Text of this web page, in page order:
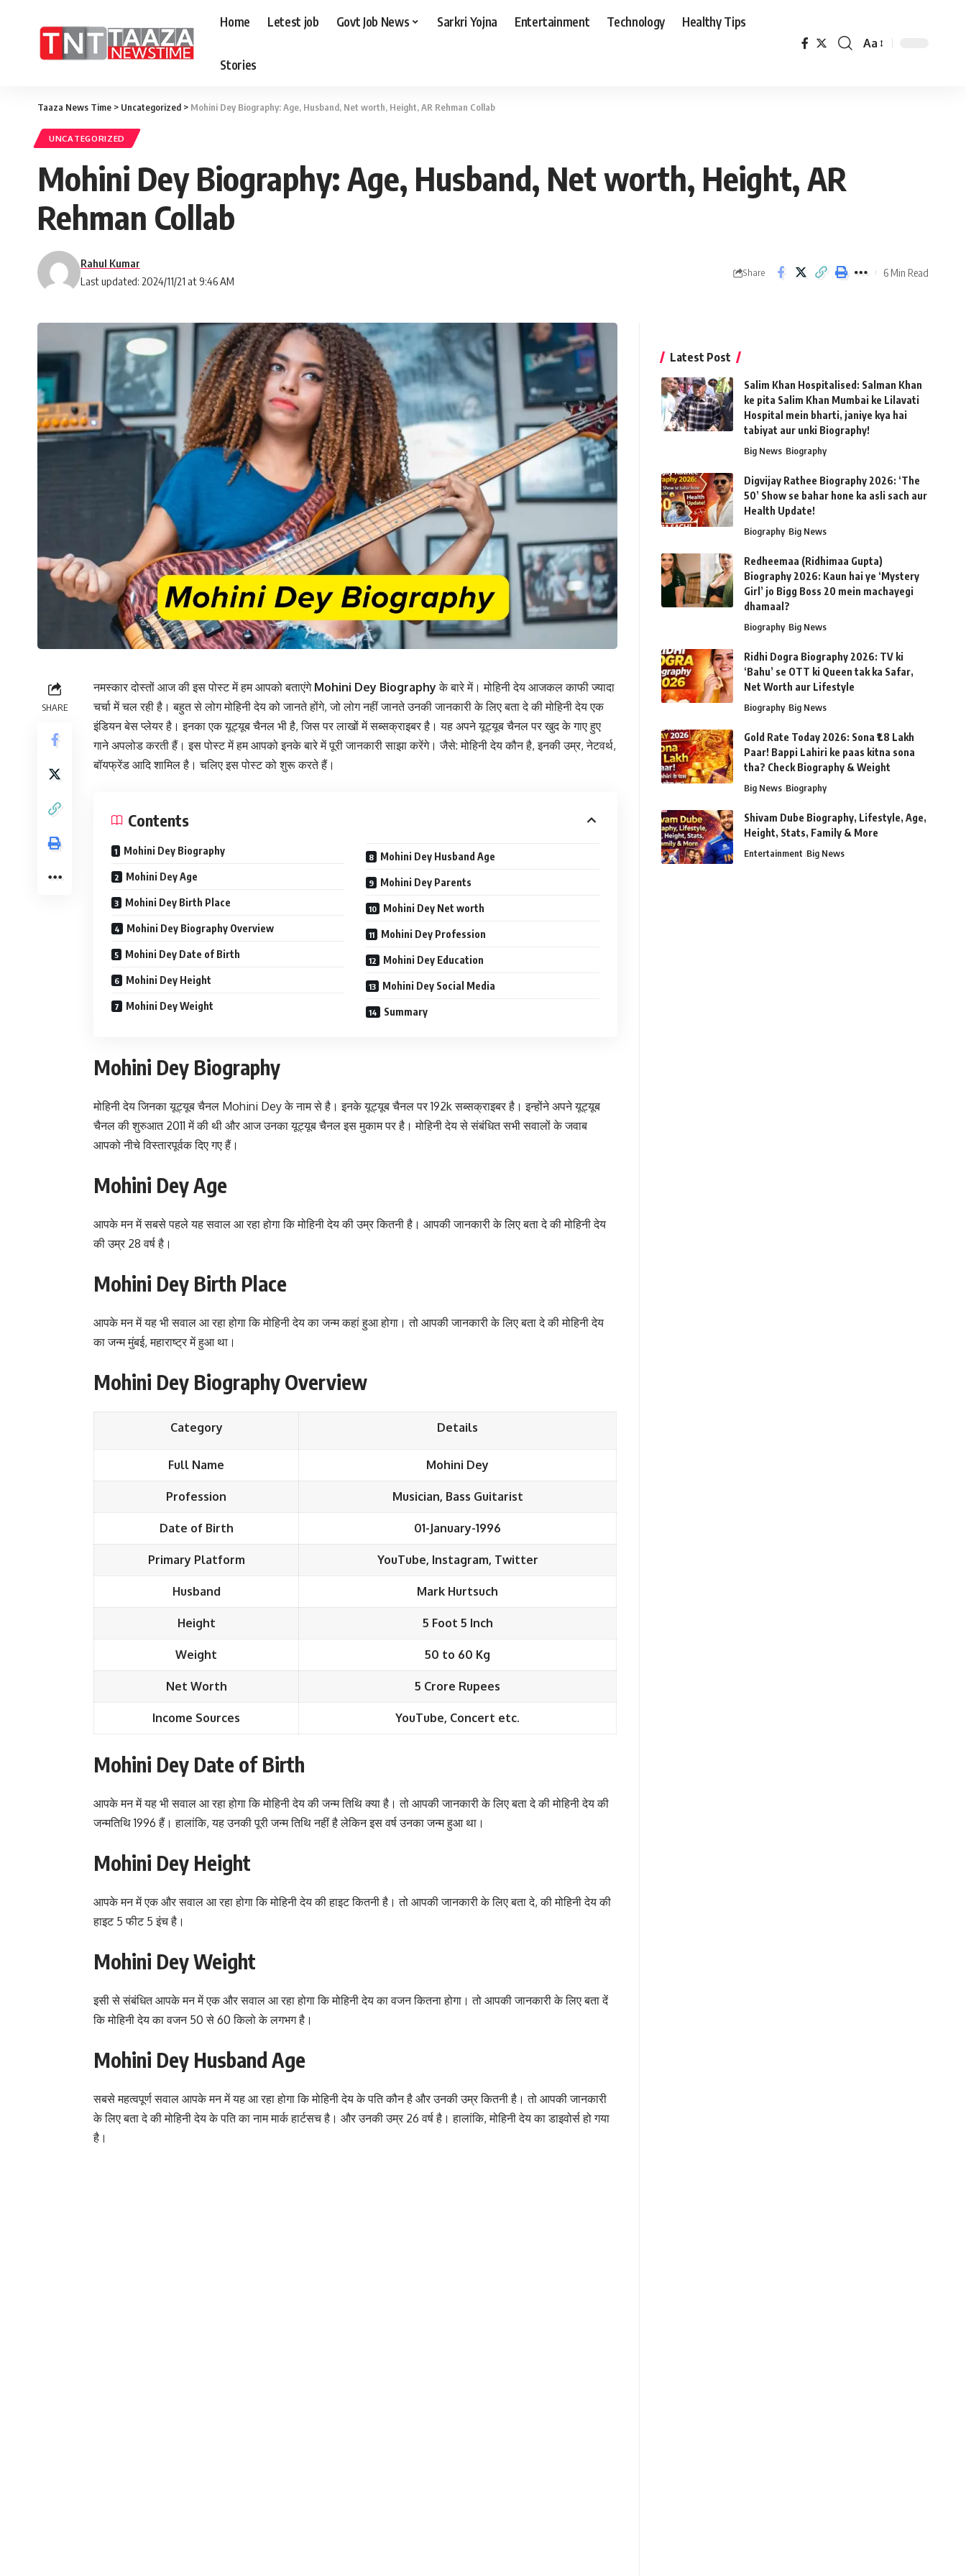
Home Letest job Govt Job News Sarkri Yojna Entertainment Technology Healthy Tips
Stories
Aa
Taaza News Time > Uncategorized > Mohini Dey Biography: Age, Husband, Net worth, Height, AR Rehman Collab
UNCATEGORIZED
Mohini Dey Biography: Age, Husband, Net worth, Height, AR
Rehman Collab
Last updated: 2024/11/21 at 9:46 AM
Rahul Kumar
Share 6 Min Read
SHARE
नमस्कार दोस्तों आज की इस पोस्ट में हम आपको बताएंगे Mohini Dey Biographyके बारे में। मोहिनी देय आजकल काफी ज्यादा
चर्चा में चल रही है। बहुत से लोग मोहिनी देय को जानते होंगे, जो लोग नहीं जानते उनकी जानकारी के लिए बता दे की मोहिनी देय एक
इंडियन बेस प्लेयर है। इनका एक यूट्यूब चैनल भी है, जिस पर लाखों में सब्सक्राइबर है। यह अपने यूट्यूब चैनल पर खुद के गाए हुए
गाने अपलोड करती हैं। इस पोस्ट में हम आपको इनके बारे में पूरी जानकारी साझा करेंगे। जैसे: मोहिनी देय कौन है, इनकी उम्र, नेटवर्थ,
बॉयफ्रेंड आदि शामिल है। चलिए इस पोस्ट को शुरू करते हैं।
Contents
Mohini Dey Biography
Mohini Dey Age
Mohini Dey Birth Place
Mohini Dey Biography Overview
Mohini Dey Date of Birth
Mohini Dey Height
Mohini Dey Weight
Mohini Dey Husband Age
Mohini Dey Parents
Mohini Dey Net worth
Mohini Dey Profession
Mohini Dey Education
Mohini Dey Social Media
Summary
Mohini Dey Biography
मोहिनी देय जिनका यूट्यूब चैनल Mohini Dey के नाम से है। इनके यूट्यूब चैनल पर 192k सब्सक्राइबर है। इन्होंने अपने यूट्यूब
चैनल की शुरुआत 2011 में की थी और आज उनका यूट्यूब चैनल इस मुकाम पर है। मोहिनी देय से संबंधित सभी सवालों के जवाब
आपको नीचे विस्तारपूर्वक दिए गए हैं।
Mohini Dey Age
आपके मन में सबसे पहले यह सवाल आ रहा होगा कि मोहिनी देय की उम्र कितनी है। आपकी जानकारी के लिए बता दे की मोहिनी देय
की उम्र 28 वर्ष है।
Mohini Dey Birth Place
आपके मन में यह भी सवाल आ रहा होगा कि मोहिनी देय का जन्म कहां हुआ होगा। तो आपकी जानकारी के लिए बता दे की मोहिनी देय
का जन्म मुंबई, महाराष्ट्र में हुआ था।
Mohini Dey Biography Overview
Category Details
Full Name Mohini Dey
Profession Musician, Bass Guitarist
Date of Birth 01-January-1996
Primary Platform YouTube, Instagram, Twitter
Husband Mark Hurtsuch
Height 5 Foot 5 Inch
Weight 50 to 60 Kg
Net Worth 5 Crore Rupees
Income Sources YouTube, Concert etc.
Mohini Dey Date of Birth
आपके मन में यह भी सवाल आ रहा होगा कि मोहिनी देय की जन्म तिथि क्या है। तो आपकी जानकारी के लिए बता दे की मोहिनी देय की
जन्मतिथि 1996 हैं। हालांकि, यह उनकी पूरी जन्म तिथि नहीं है लेकिन इस वर्ष उनका जन्म हुआ था।
Mohini Dey Height
आपके मन में एक और सवाल आ रहा होगा कि मोहिनी देय की हाइट कितनी है। तो आपकी जानकारी के लिए बता दे, की मोहिनी देय की
हाइट 5 फीट 5 इंच है।
Mohini Dey Weight
इसी से संबंधित आपके मन में एक और सवाल आ रहा होगा कि मोहिनी देय का वजन कितना होगा। तो आपकी जानकारी के लिए बता दें
कि मोहिनी देय का वजन 50 से 60 किलो के लगभग है।
Mohini Dey Husband Age
सबसे महत्वपूर्ण सवाल आपके मन में यह आ रहा होगा कि मोहिनी देय के पति कौन है और उनकी उम्र कितनी है। तो आपकी जानकारी
के लिए बता दे की मोहिनी देय के पति का नाम मार्क हार्टसच है। और उनकी उम्र 26 वर्ष है। हालांकि, मोहिनी देय का डाइवोर्स हो गया
है।
Latest Post
Salim Khan Hospitalised: Salman Khan
ke pita Salim Khan Mumbai ke Lilavati
Hospital mein bharti, janiye kya hai
tabiyat aur unki Biography!
Big News Biography
Digvijay Rathee Biography 2026: ‘The
50’ Show se bahar hone ka asli sach aur
Health Update!
Biography Big News
Redheemaa (Ridhimaa Gupta)
Biography 2026: Kaun hai ye ‘Mystery
Girl’ jo Bigg Boss 20 mein machayegi
dhamaal?
Biography Big News
Ridhi Dogra Biography 2026: TV ki
‘Bahu’ se OTT ki Queen tak ka Safar,
Net Worth aur Lifestyle
Biography Big News
Gold Rate Today 2026: Sona ₹1.8 Lakh
Paar! Bappi Lahiri ke paas kitna sona
tha? Check Biography & Weight
Big News Biography
Shivam Dube Biography, Lifestyle, Age,
Height, Stats, Family & More
Entertainment Big News